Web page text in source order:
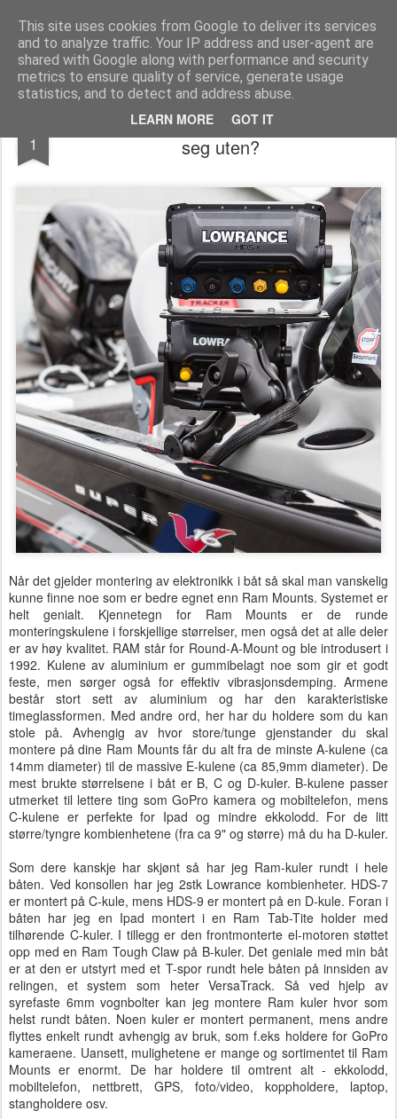
This site uses cookies from Google to deliver its services
and to analyze traffic. Your IP address and user-agent are
shared with Google along with performance and security
metrics to ensure quality of service, generate usage
statistics, and to detect and address abuse.
LEARN MORE GOT IT
Team Predator - gjedde, abbor og gjørs
1
Ram Mounts - hvordan skulle man klart
seg uten?
Når det gjelder montering av elektronikk i båt så skal man vanskelig
kunne finne noe som er bedre egnet enn Ram Mounts. Systemet er
helt genialt. Kjennetegn for Ram Mounts er de runde
monteringskulene i forskjellige størrelser, men også det at alle deler
er av høy kvalitet. RAM står for Round-A-Mount og ble introdusert i
1992. Kulene av aluminium er gummibelagt noe som gir et godt
feste, men sørger også for effektiv vibrasjonsdemping. Armene
består stort sett av aluminium og har den karakteristiske
timeglassformen. Med andre ord, her har du holdere som du kan
stole på. Avhengig av hvor store/tunge gjenstander du skal
montere på dine Ram Mounts får du alt fra de minste A-kulene (ca
14mm diameter) til de massive E-kulene (ca 85,9mm diameter). De
mest brukte størrelsene i båt er B, C og D-kuler. B-kulene passer
utmerket til lettere ting som GoPro kamera og mobiltelefon, mens
C-kulene er perfekte for Ipad og mindre ekkolodd. For de litt
større/tyngre kombienhetene (fra ca 9" og større) må du ha D-kuler.
Som dere kanskje har skjønt så har jeg Ram-kuler rundt i hele
båten. Ved konsollen har jeg 2stk Lowrance kombienheter. HDS-7
er montert på C-kule, mens HDS-9 er montert på en D-kule. Foran i
båten har jeg en Ipad montert i en Ram Tab-Tite holder med
tilhørende C-kuler. I tillegg er den frontmonterte el-motoren støttet
opp med en Ram Tough Claw på B-kuler. Det geniale med min båt
er at den er utstyrt med et T-spor rundt hele båten på innsiden av
relingen, et system som heter VersaTrack. Så ved hjelp av
syrefaste 6mm vognbolter kan jeg montere Ram kuler hvor som
helst rundt båten. Noen kuler er montert permanent, mens andre
flyttes enkelt rundt avhengig av bruk, som f.eks holdere for GoPro
kameraene. Uansett, mulighetene er mange og sortimentet til Ram
Mounts er enormt. De har holdere til omtrent alt - ekkolodd,
mobiltelefon, nettbrett, GPS, foto/video, koppholdere, laptop,
stangholdere osv.